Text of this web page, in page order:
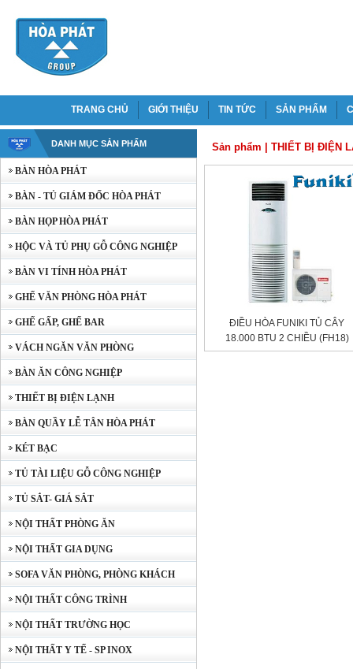
TRANG CHỦ GIỚI THIỆU TIN TỨC SẢN PHẨM
DANH MỤC SẢN PHẨM
BÀN HÒA PHÁT
BÀN - TỦ GIÁM ĐỐC HÒA PHÁT
BÀN HỌP HÒA PHÁT
HỘC VÀ TỦ PHỤ GỖ CÔNG NGHIỆP
BÀN VI TÍNH HÒA PHÁT
GHẾ VĂN PHÒNG HÒA PHÁT
GHẾ GẤP, GHẾ BAR
VÁCH NGĂN VĂN PHÒNG
BÀN ĂN CÔNG NGHIỆP
THIẾT BỊ ĐIỆN LẠNH
BÀN QUẦY LỄ TÂN HÒA PHÁT
KÉT BẠC
TỦ TÀI LIỆU GỖ CÔNG NGHIỆP
TỦ SẮT- GIÁ SẮT
NỘI THẤT PHÒNG ĂN
NỘI THẤT GIA DỤNG
SOFA VĂN PHÒNG, PHÒNG KHÁCH
NỘI THẤT CÔNG TRÌNH
NỘI THẤT TRƯỜNG HỌC
NỘI THẤT Y TẾ - SP INOX
Sản phẩm THIẾT BỊ ĐIỆN
ĐIỀU HÒA FUNIKI TỦ CÂY
18.000 BTU 2 CHIỀU (FH18)